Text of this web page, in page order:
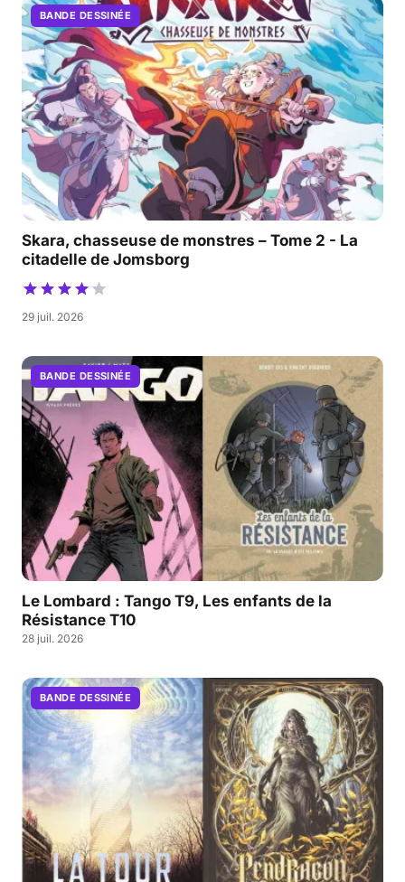
BANDE DESSINÉE
Skara, chasseuse de monstres – Tome 2 - La
citadelle de Jomsborg
29 juil. 2026
BANDE DESSINÉE
Le Lombard : Tango T9, Les enfants de la
Résistance T10
28 juil. 2026
BANDE DESSINÉE